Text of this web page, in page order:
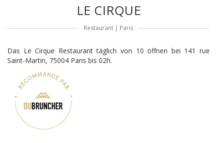
LE CIRQUE
Restaurant | Paris
Das Le Cirque Restaurant täglich von 10 öffnen bei 141 rue
Saint-Martin, 75004 Paris bis 02h.